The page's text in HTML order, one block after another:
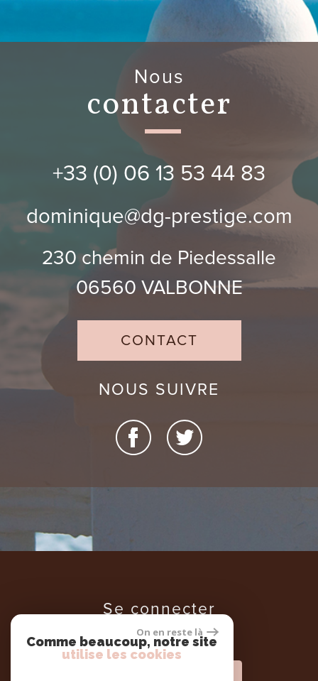
nous
contacter
+33 (0) 06 13 53 44 83
dominique@dg-prestige.com
230 chemin de Piedessalle
06560 VALBONNE
CONTACT
NOUS SUIVRE
se connecter
On en reste là
Comme beaucoup, notre site
utilise les cookies